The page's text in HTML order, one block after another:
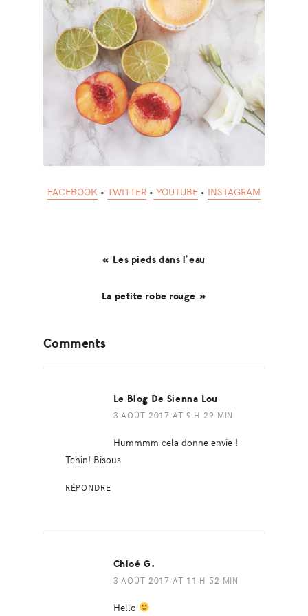
FACEBOOK • TWITTER • YOUTUBE • INSTAGRAM
« Les pieds dans l’eau
La petite robe rouge »
Interactions
Comments
Le Blog De Sienna Lou
3 AOÛT 2017 AT 9 H 29 MIN
Hummmm cela donne envie !
Tchin! Bisous
RÉPONDRE
Chloé G.
3 AOÛT 2017 AT 11 H 52 MIN
Hello